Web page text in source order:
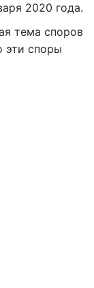
2020 года.
тема споров
эти споры